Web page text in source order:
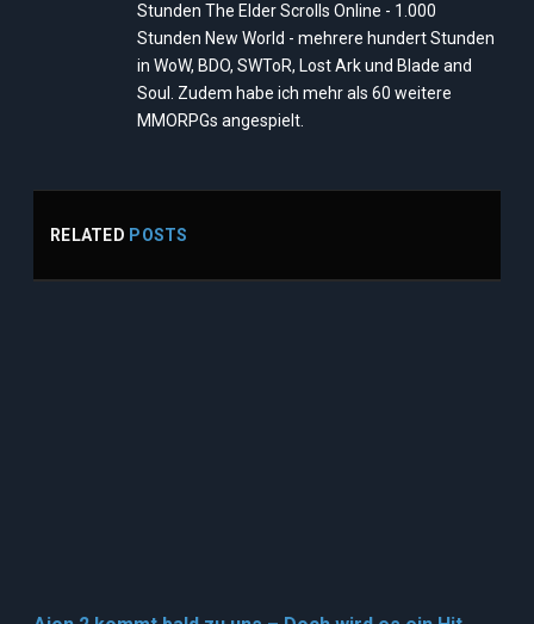
Stunden The Elder Scrolls Online - 1.000
Stunden New World - mehrere hundert Stunden
in WoW, BDO, SWToR, Lost Ark und Blade and
Soul. Zudem habe ich mehr als 60 weitere
MMORPGs angespielt.
RELATED POSTS